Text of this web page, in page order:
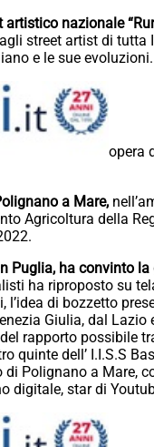
nazionale
street artist di tutta
e le sue evoluzioni.
opera
a Mare,
Agricoltura della
Puglia, ha convinto
ha riproposto su
di bozzetto
Giulia, dal Lazio
rapporto possibile
quinte dell’ I.I.S.S
di Polignano a Mare,
digitale, star di